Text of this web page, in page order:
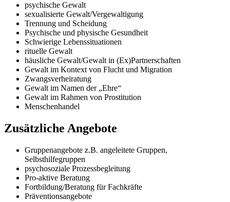
psychische Gewalt
sexualisierte Gewalt/Vergewaltigung
Trennung und Scheidung
Psychische und physische Gesundheit
Schwierige Lebenssituationen
rituelle Gewalt
häusliche Gewalt/Gewalt in (Ex)Partnerschaften
Gewalt im Kontext von Flucht und Migration
Zwangsverheiratung
Gewalt im Namen der „Ehre“
Gewalt im Rahmen von Prostitution
Menschenhandel
Zusätzliche Angebote
Gruppenangebote z.B. angeleitete Gruppen,
Selbsthilfegruppen
psychosoziale Prozessbegleitung
Pro-aktive Beratung
Fortbildung/Beratung für Fachkräfte
Präventionsangebote